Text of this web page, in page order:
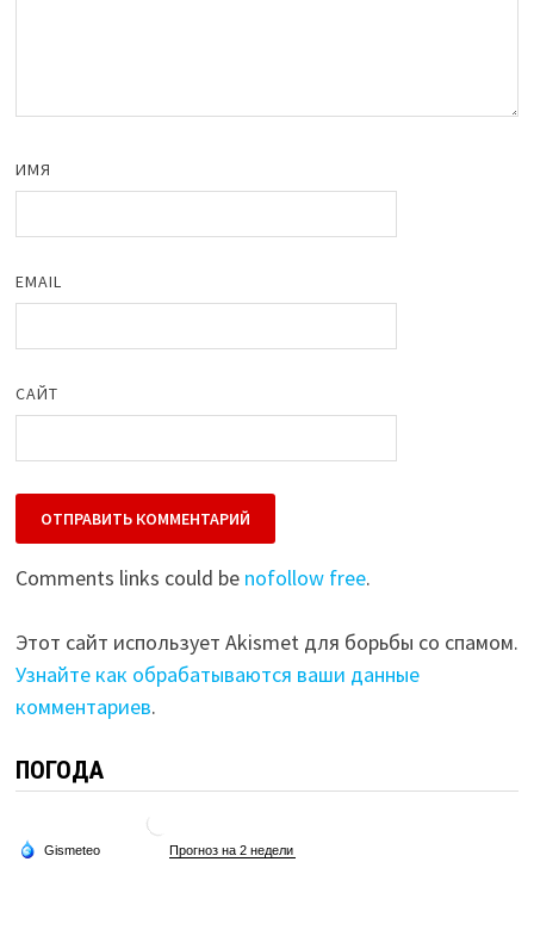
ИМЯ
EMAIL
САЙТ
Comments links could be nofollow free.
Этот сайт использует Akismet для борьбы со спамом.
Узнайте как обрабатываются ваши данные
комментариев.
ПОГОДА